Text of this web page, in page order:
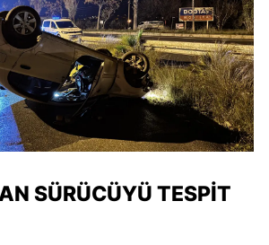
SÜRÜCÜYÜ TESPIT